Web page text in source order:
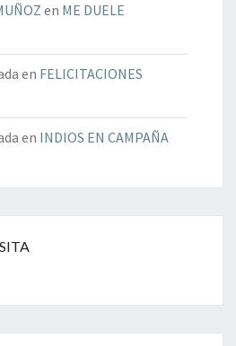
en ME DUELE
en FELICITACIONES
en INDIOS EN CAMPAÑA